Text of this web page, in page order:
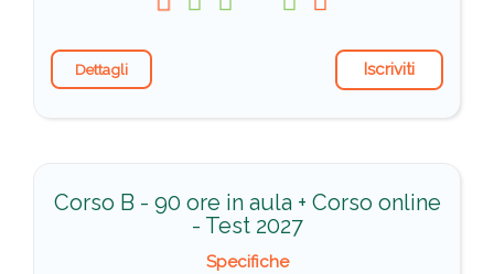
Dettagli Iscriviti
Corso B - 90 ore in aula + Corso online
- Test 2027
Specifiche